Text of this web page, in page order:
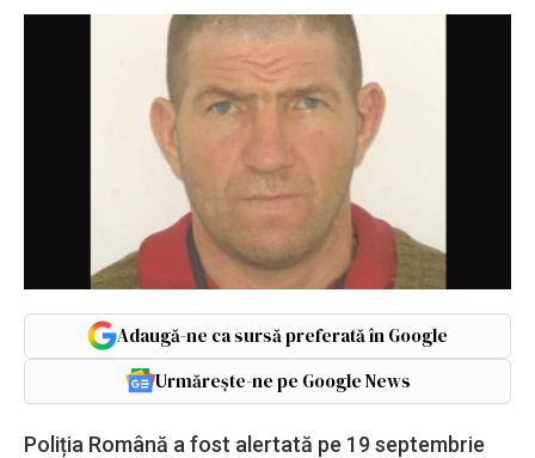
Adaugă-ne ca sursă preferată în Google
Urmărește-ne pe Google News
Poliția Română a fost alertată pe 19 septembrie